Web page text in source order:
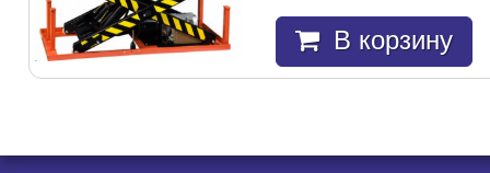
В корзину